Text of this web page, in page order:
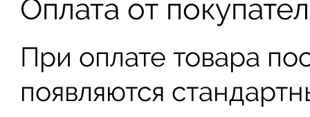
Оплата от
При оплате товара
появляются